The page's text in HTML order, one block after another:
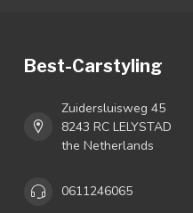
Best-Carstyling
Zuidersluisweg 45
8243 RC LELYSTAD
the Netherlands
0611246065